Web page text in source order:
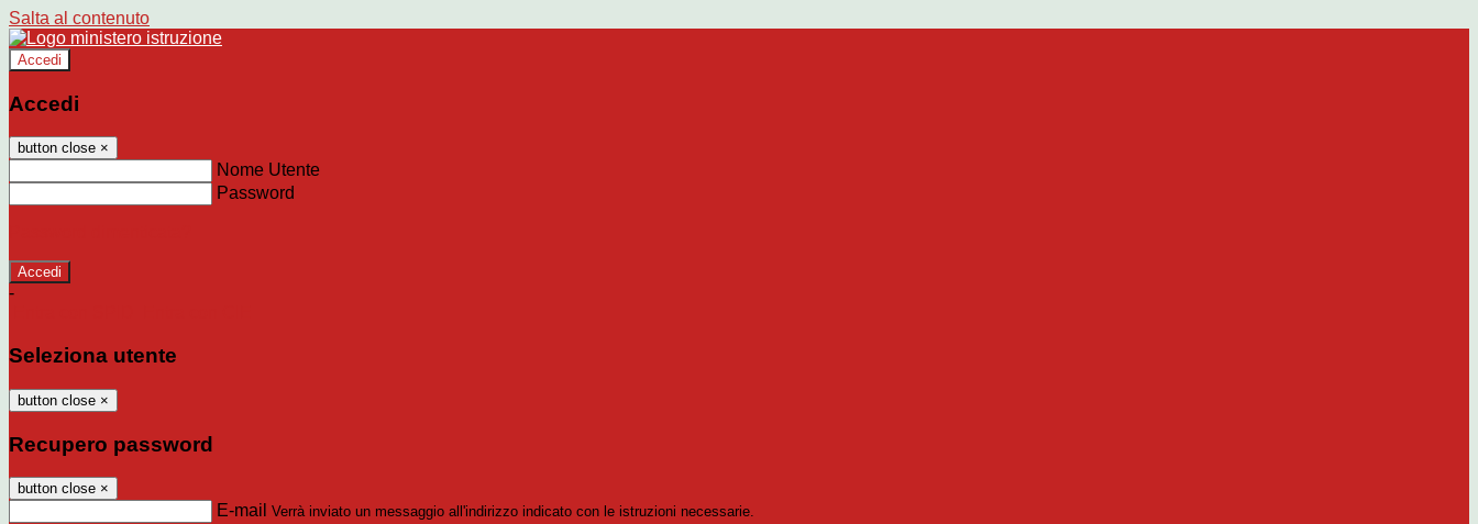
Salta al contenuto
Accedi
Accedi
button close ×
Nome Utente
Password
-
Seleziona utente
button close ×
Recupero password
button close ×
E-mail Verrà inviato un messaggio all'indirizzo indicato con le istruzioni necessarie.